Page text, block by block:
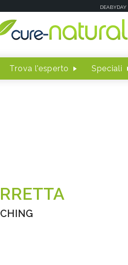
DEABYDAY
Trova l'esperto Speciali